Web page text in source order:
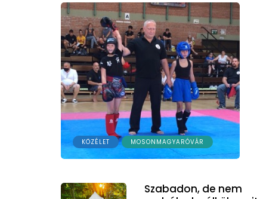
KÖZÉLET MOSONMAGYARÓVÁR
Szabadon, de nem